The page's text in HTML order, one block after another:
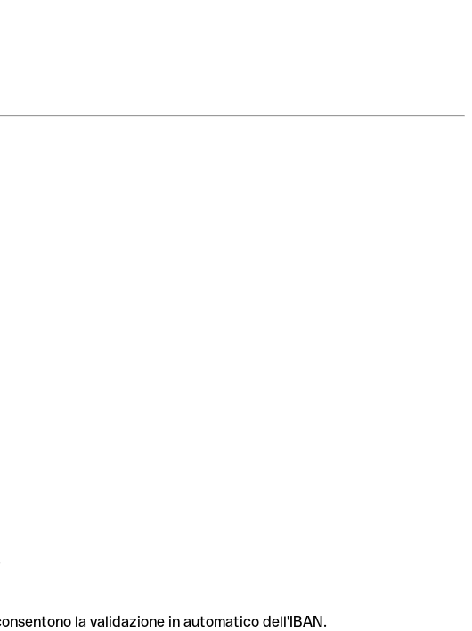
la validazione in automatico dell'IBAN.